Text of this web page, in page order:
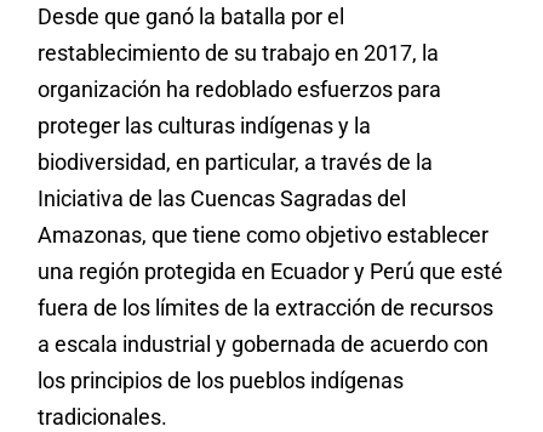
Desde que ganó la batalla por el
restablecimiento de su trabajo en 2017, la
organización ha redoblado esfuerzos para
proteger las culturas indígenas y la
biodiversidad, en particular, a través de la
Iniciativa de las Cuencas Sagradas del
Amazonas, que tiene como objetivo establecer
una región protegida en Ecuador y Perú que esté
fuera de los límites de la extracción de recursos
a escala industrial y gobernada de acuerdo con
los principios de los pueblos indígenas
tradicionales.